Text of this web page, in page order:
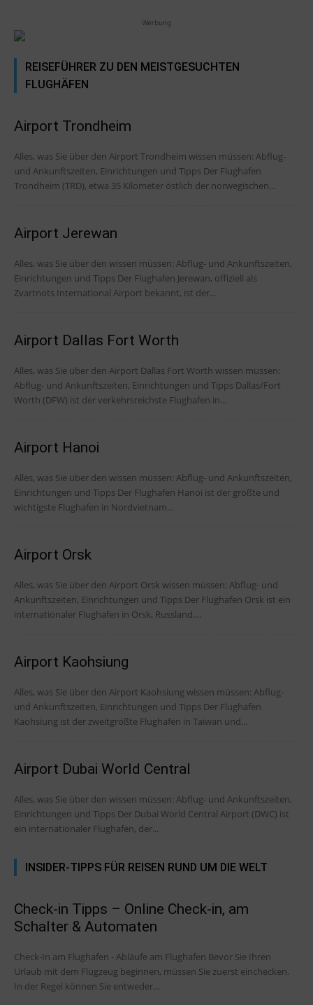
Werbung
REISEFÜHRER ZU DEN MEISTGESUCHTEN
FLUGHÄFEN
Airport Trondheim
Alles, was Sie über den Airport Trondheim wissen müssen: Abflug-
und Ankunftszeiten, Einrichtungen und Tipps Der Flughafen
Trondheim (TRD), etwa 35 Kilometer östlich der norwegischen...
Airport Jerewan
Alles, was Sie über den wissen müssen: Abflug- und Ankunftszeiten,
Einrichtungen und Tipps Der Flughafen Jerewan, offiziell als
Zvartnots International Airport bekannt, ist der...
Airport Dallas Fort Worth
Alles, was Sie über den Airport Dallas Fort Worth wissen müssen:
Abflug- und Ankunftszeiten, Einrichtungen und Tipps Dallas/Fort
Worth (DFW) ist der verkehrsreichste Flughafen in...
Airport Hanoi
Alles, was Sie über den wissen müssen: Abflug- und Ankunftszeiten,
Einrichtungen und Tipps Der Flughafen Hanoi ist der größte und
wichtigste Flughafen in Nordvietnam...
Airport Orsk
Alles, was Sie über den Airport Orsk wissen müssen: Abflug- und
Ankunftszeiten, Einrichtungen und Tipps Der Flughafen Orsk ist ein
internationaler Flughafen in Orsk, Russland....
Airport Kaohsiung
Alles, was Sie über den Airport Kaohsiung wissen müssen: Abflug-
und Ankunftszeiten, Einrichtungen und Tipps Der Flughafen
Kaohsiung ist der zweitgrößte Flughafen in Taiwan und...
Airport Dubai World Central
Alles, was Sie über den wissen müssen: Abflug- und Ankunftszeiten,
Einrichtungen und Tipps Der Dubai World Central Airport (DWC) ist
ein internationaler Flughafen, der...
INSIDER-TIPPS FÜR REISEN RUND UM DIE WELT
Check-in Tipps – Online Check-in, am
Schalter & Automaten
Check-In am Flughafen - Abläufe am Flughafen Bevor Sie Ihren
Urlaub mit dem Flugzeug beginnen, müssen Sie zuerst einchecken.
In der Regel können Sie entweder...